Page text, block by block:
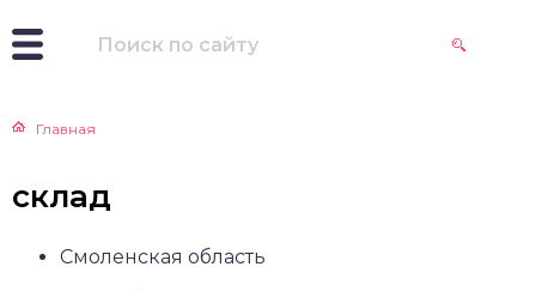
Главная
склад
Смоленская область